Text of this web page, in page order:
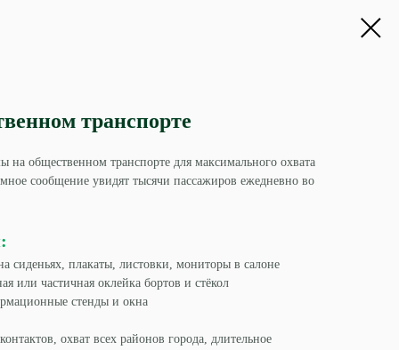
транспорте
общественном транспорте для максимального охвата
сообщение увидят тысячи пассажиров ежедневно во
сиденьях, плакаты, листовки, мониторы в салоне
или частичная оклейка бортов и стёкол
стенды и окна
охват всех районов города, длительное